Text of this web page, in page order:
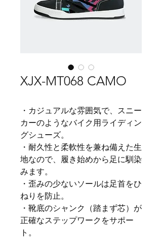
XJX-MT068 CAMO
・カジュアルな雰囲気で、スニー
カーのようなバイク用ライディン
グシューズ。
・耐久性と柔軟性を兼ね備えた生
地なので、履き始めから足に馴染
みます。
・歪みの少ないソールは足首をひ
ねりを防止。
・靴底のシャンク（踏まず芯）が
正確なステップワークをサポー
ト。